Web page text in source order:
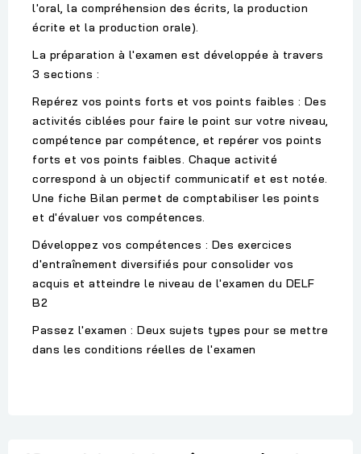
l'oral, la compréhension des écrits, la production
écrite et la production orale).
La préparation à l'examen est développée à travers
3 sections :
Repérez vos points forts et vos points faibles : Des
activités ciblées pour faire le point sur votre niveau,
compétence par compétence, et repérer vos points
forts et vos points faibles. Chaque activité
correspond à un objectif communicatif et est notée.
Une fiche Bilan permet de comptabiliser les points
et d'évaluer vos compétences.
Développez vos compétences : Des exercices
d'entraînement diversifiés pour consolider vos
acquis et atteindre le niveau de l'examen du DELF
B2
Passez l'examen : Deux sujets types pour se mettre
dans les conditions réelles de l'examen